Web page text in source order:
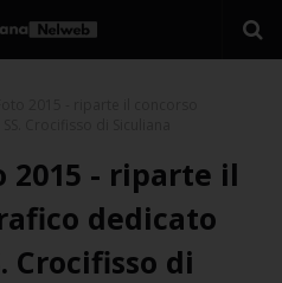
2015 - riparte il
dedicato
Crocifisso di